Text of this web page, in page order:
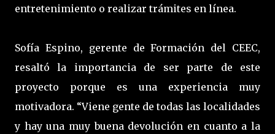
entretenimiento o realizar trámites en línea.
Sofía Espino, gerente de Formación del CEEC,
resaltó la importancia de ser parte de este
proyecto porque es una experiencia muy
motivadora. “Viene gente de todas las localidades
y hay una muy buena devolución en cuanto a la